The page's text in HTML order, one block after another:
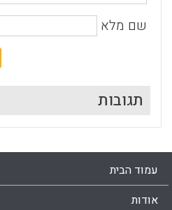
שם מלא
תגובות
עמוד הבית
אודות